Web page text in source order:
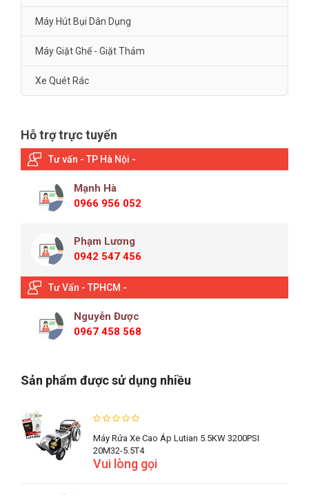
Máy Hút Bụi Dân Dụng
Máy Giặt Ghế - Giặt Thảm
Xe Quét Rác
Hỗ trợ trực tuyến
Tư vấn - TP Hà Nội -
Mạnh Hà
0966 956 052
Phạm Lương
0942 547 456
Tư Vấn - TPHCM -
Nguyễn Được
0967 458 568
Sản phẩm được sử dụng nhiều
Máy Rửa Xe Cao Áp Lutian 5.5KW 3200PSI
20M32-5.5T4
Vui lòng gọi